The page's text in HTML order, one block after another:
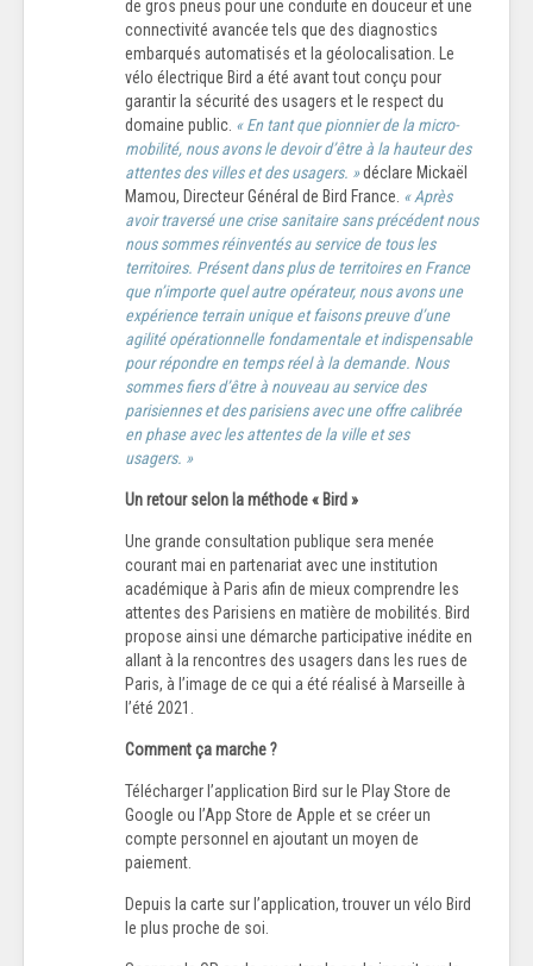
de gros pneus pour une conduite en douceur et une
connectivité avancée tels que des diagnostics
embarqués automatisés et la géolocalisation. Le
vélo électrique Bird a été avant tout conçu pour
garantir la sécurité des usagers et le respect du
domaine public. « En tant que pionnier de la micro-
mobilité, nous avons le devoir d’être à la hauteur des
attentes des villes et des usagers. »déclare Mickaël
Mamou, Directeur Général de Bird France. « Après
avoir traversé une crise sanitaire sans précédent nous
nous sommes réinventés au service de tous les
territoires. Présent dans plus de territoires en France
que n’importe quel autre opérateur, nous avons une
expérience terrain unique et faisons preuve d’une
agilité opérationnelle fondamentale et indispensable
pour répondre en temps réel à la demande. Nous
sommes fiers d’être à nouveau au service des
parisiennes et des parisiens avec une offre calibrée
en phase avec les attentes de la ville et ses
usagers. »
Un retour selon la méthode « Bird »
Une grande consultation publique sera menée
courant mai en partenariat avec une institution
académique à Paris afin de mieux comprendre les
attentes des Parisiens en matière de mobilités. Bird
propose ainsi une démarche participative inédite en
allant à la rencontres des usagers dans les rues de
Paris, à l’image de ce qui a été réalisé à Marseille à
l’été 2021.
Comment ça marche ?
Télécharger l’application Bird sur le Play Store de
Google ou l’App Store de Apple et se créer un
compte personnel en ajoutant un moyen de
paiement.
Depuis la carte sur l’application, trouver un vélo Bird
le plus proche de soi.